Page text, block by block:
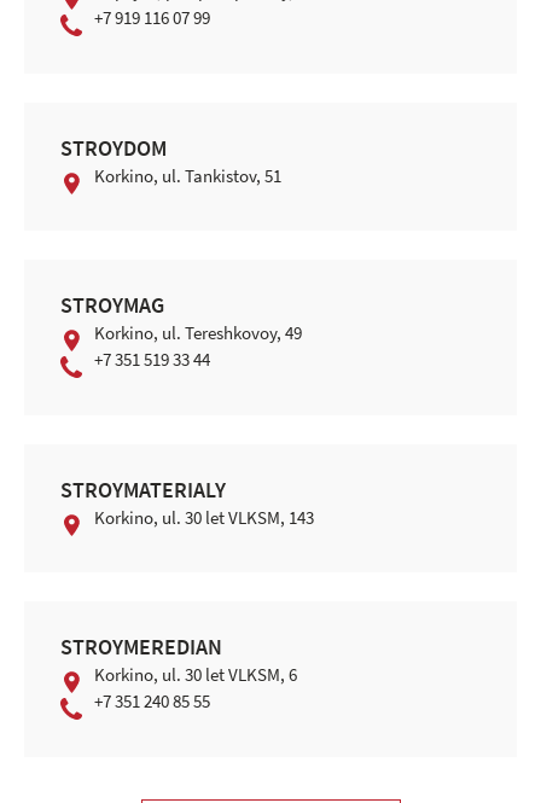
+7 919 116 07 99
STROYDOM
Korkino, ul. Tankistov, 51
STROYMAG
Korkino, ul. Tereshkovoy, 49
+7 351 519 33 44
STROYMATERIALY
Korkino, ul. 30 let VLKSM, 143
STROYMEREDIAN
Korkino, ul. 30 let VLKSM, 6
+7 351 240 85 55